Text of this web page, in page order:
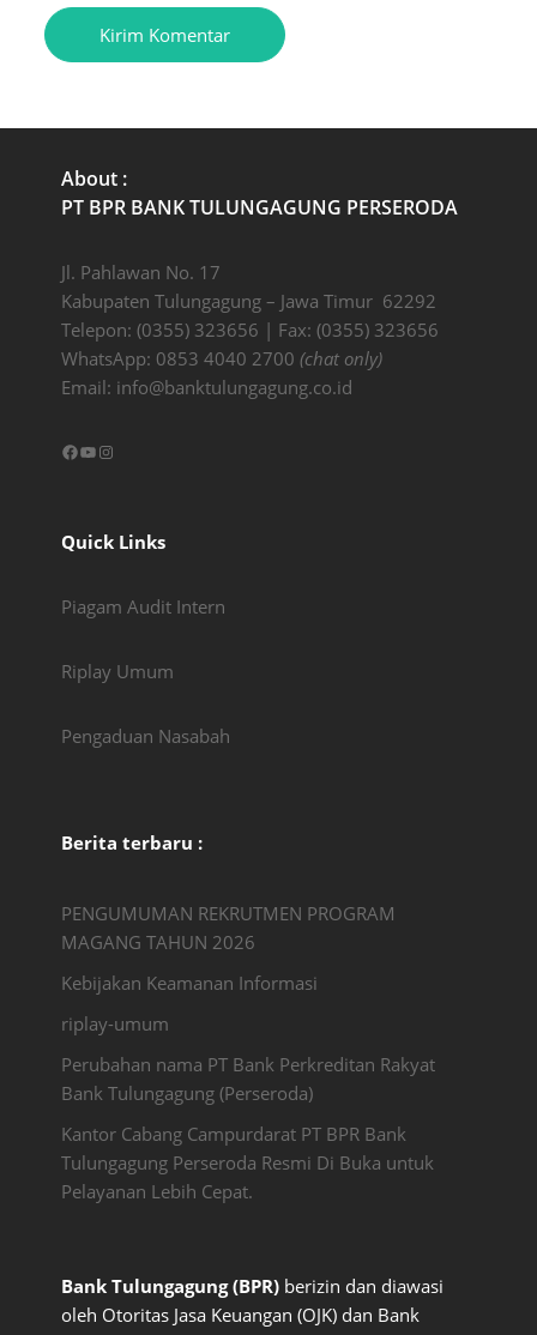
About :
PT BPR BANK TULUNGAGUNG PERSERODA
Jl. Pahlawan No. 17
Kabupaten Tulungagung – Jawa Timur 62292
Telepon: (0355) 323656 | Fax: (0355) 323656
WhatsApp: 0853 4040 2700 (chat only)
Email: info@banktulungagung.co.id
Facebook
YouTube
Instagram
Quick Links
Piagam Audit Intern
Riplay Umum
Pengaduan Nasabah
Berita terbaru :
PENGUMUMAN REKRUTMEN PROGRAM
MAGANG TAHUN 2026
Kebijakan Keamanan Informasi
riplay-umum
Perubahan nama PT Bank Perkreditan Rakyat
Bank Tulungagung (Perseroda)
Kantor Cabang Campurdarat PT BPR Bank
Tulungagung Perseroda Resmi Di Buka untuk
Pelayanan Lebih Cepat.
Bank Tulungagung (BPR) berizin dan diawasi
oleh Otoritas Jasa Keuangan (OJK) dan Bank